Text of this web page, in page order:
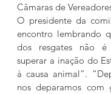
Câmaras de
O presidente da
encontro lembrando
dos resgates não é
superar a inação do
à causa animal”.
nos deparamos com